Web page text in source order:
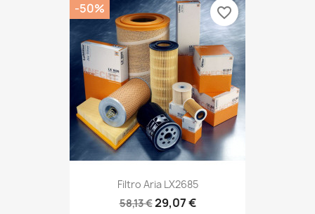
Filtro Aria LX2685
58,13 €29,07 €
-50% favorite_border